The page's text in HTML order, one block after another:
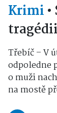
Krimi •
Třebíč – V
odpoledne
o muži
na mostě